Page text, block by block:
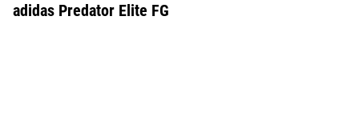
adidas Predator Elite FG